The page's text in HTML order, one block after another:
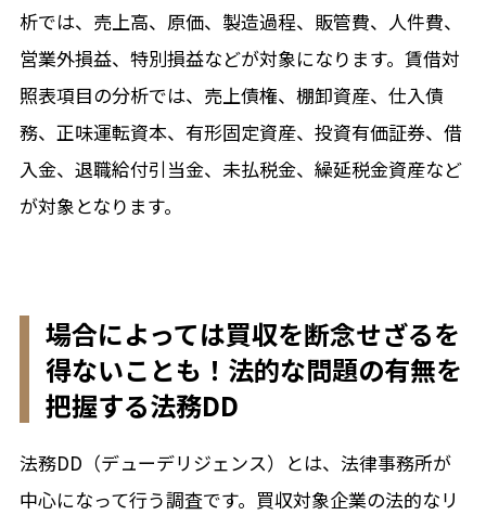
析では、売上高、原価、製造過程、販管費、人件費、
営業外損益、特別損益などが対象になります。賃借対
照表項目の分析では、売上債権、棚卸資産、仕入債
務、正味運転資本、有形固定資産、投資有価証券、借
入金、退職給付引当金、未払税金、繰延税金資産など
が対象となります。
場合によっては買収を断念せざるを
得ないことも！法的な問題の有無を
把握する法務DD
法務DD（デューデリジェンス）とは、法律事務所が
中心になって行う調査です。買収対象企業の法的なリ